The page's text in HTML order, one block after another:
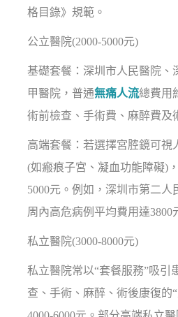
格目錄》規範。
公立醫院(2000-5000元)
基礎套餐：深圳市人民醫院、
甲醫院，普通無痛人流總費用
術前檢查、手術費、麻醉費及
高端套餐：若選擇宮腔鏡可視
(如瘢痕子宮、凝血功能障礙)
5000元。例如，深圳市第二人
周內高危病例平均費用達3800
私立醫院(3000-8000元)
私立醫院常以“套餐服務”吸引
查、手術、麻醉、術後康復的